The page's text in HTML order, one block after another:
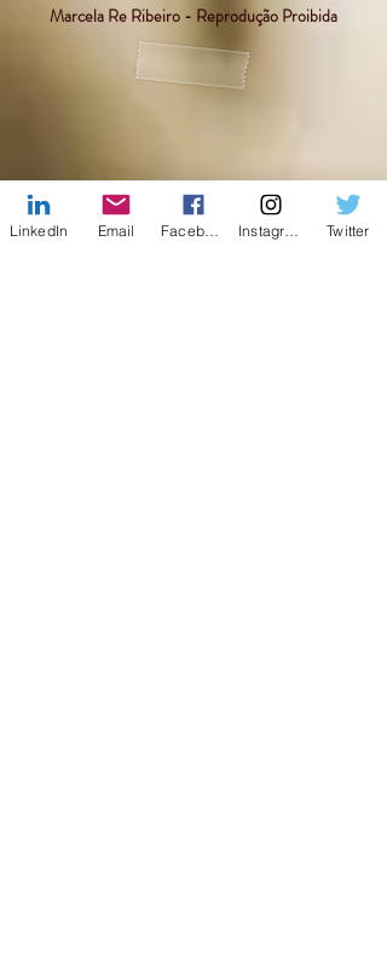
Marcela Re Ribeiro - Reprodução Proibida
LinkedIn Email Twitter